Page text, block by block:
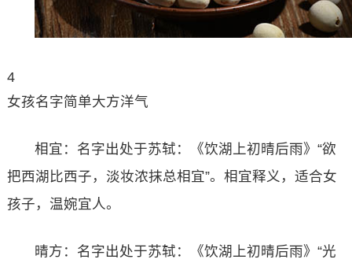
4
女孩名字简单大方洋气
相宜：名字出处于苏轼：《饮湖上初晴后雨》“欲
把西湖比西子，淡妆浓抹总相宜”。相宜释义，适合女
孩子，温婉宜人。
晴方：名字出处于苏轼：《饮湖上初晴后雨》“光